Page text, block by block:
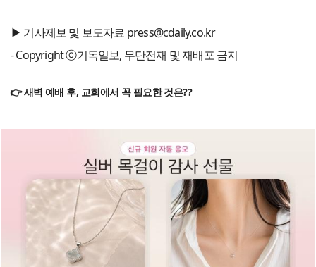
▶ 기사제보 및 보도자료 press@cdaily.co.kr
- Copyright ⓒ기독일보, 무단전재 및 재배포 금지
👉 새벽 예배 후, 교회에서 꼭 필요한 것은??